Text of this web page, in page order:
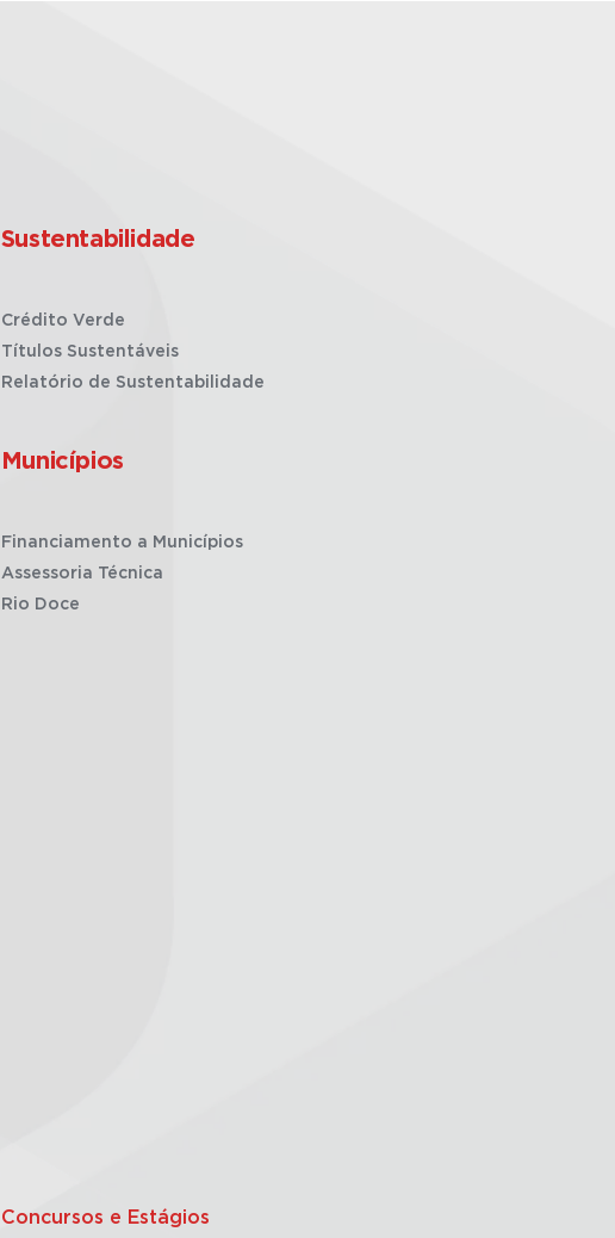
Sustentabilidade
Crédito Verde
Títulos Sustentáveis
Relatório de Sustentabilidade
Municípios
Financiamento a Municípios
Assessoria Técnica
Rio Doce
Concursos e Estágios